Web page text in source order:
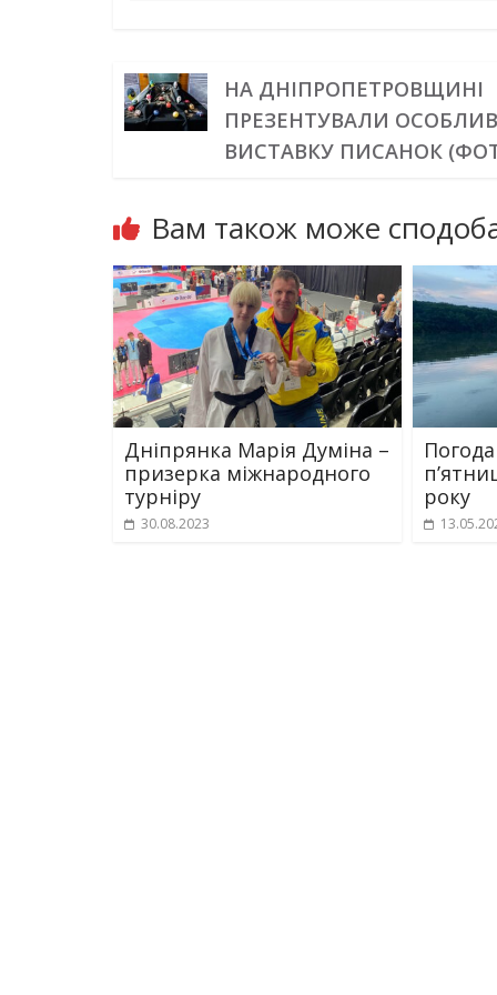
НА ДНІПРОПЕТРОВЩИНІ
ПРЕЗЕНТУВАЛИ
ВИСТАВКУ ПИСАНОК
Вам також може
Дніпрянка Марія Думіна –
призерка міжнародного
турніру
30.08.2023
року